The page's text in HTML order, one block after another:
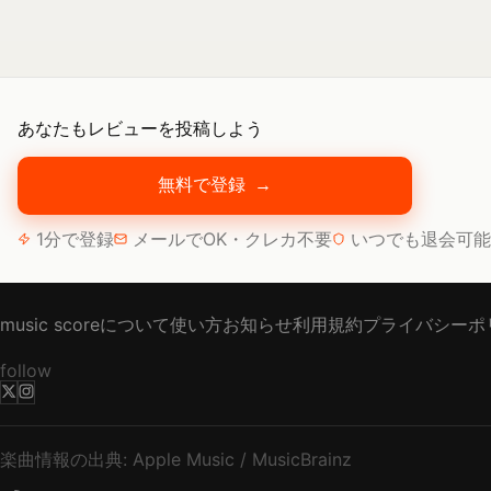
あなたもレビューを投稿しよう
無料で登録 →
1分で登録 メールでOK・クレカ不要 いつでも退会可能
music scoreについて使い方お知らせ利用規約プライバシーポ
follow
楽曲情報の出典: Apple Music / MusicBrainz